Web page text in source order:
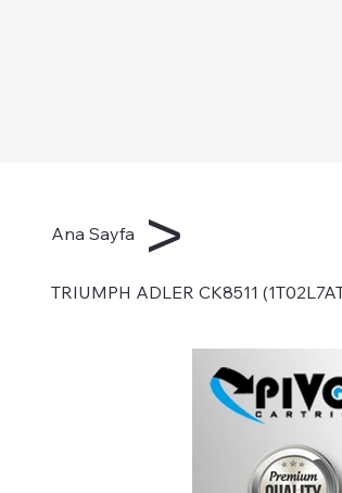
Ana Sayfa >
TRIUMPH ADLER CK8511